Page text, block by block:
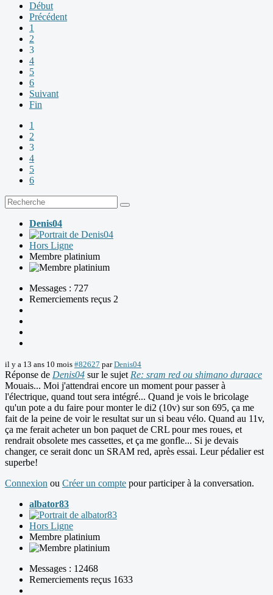
Début
Précédent
1
2
3
4
5
6
Suivant
Fin
1
2
3
4
5
6
Denis04
Hors Ligne
Membre platinium
Messages : 727
Remerciements reçus 2
il y a 13 ans 10 mois #82627 parDenis04
Réponse de Denis04 sur le sujet Re: sram red ou shimano duraace
Mouais... Moi j'attendrai encore un moment pour passer à
l'électrique, quand tout sera intégré... Quand je vois le bricolage
qu'un pote a du faire pour monter le di2 (10v) sur son 695, ça me
fait de la peine de voir le resultat sur un si beau vélo. Quand au 11v,
ça me ferait acheter un bon paquet de CRL pour mes roues, et
rendrait obsolete mes cassettes, et ça me gonfle... Si je devais
changer, ce serait donc un SRAM red, après essai. Leur pédalier est
superbe!
Connexion ou Créer un compte pour participer à la conversation.
albator83
Hors Ligne
Membre platinium
Messages : 12468
Remerciements reçus 1633